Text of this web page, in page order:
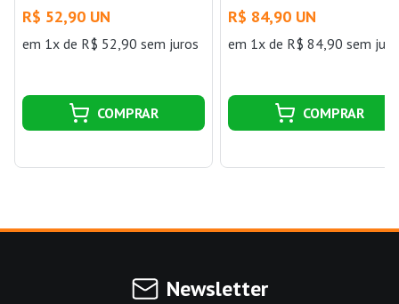
Belchior
R$ 52,90 UN
em 1x de R$ 52,90 sem juros
COMPRAR
Belchior
R$ 84,90 UN
em 1x de R$ 84,90 sem
COMPRAR
Newsletter